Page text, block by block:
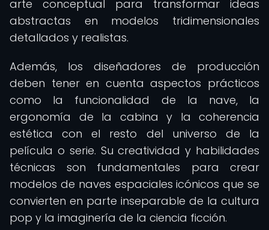
arte conceptual para transformar ideas
abstractas en modelos tridimensionales
detallados y realistas.
Además, los diseñadores de producción
deben tener en cuenta aspectos prácticos
como la funcionalidad de la nave, la
ergonomía de la cabina y la coherencia
estética con el resto del universo de la
película o serie. Su creatividad y habilidades
técnicas son fundamentales para crear
modelos de naves espaciales icónicos que se
convierten en parte inseparable de la cultura
pop y la imaginería de la ciencia ficción.